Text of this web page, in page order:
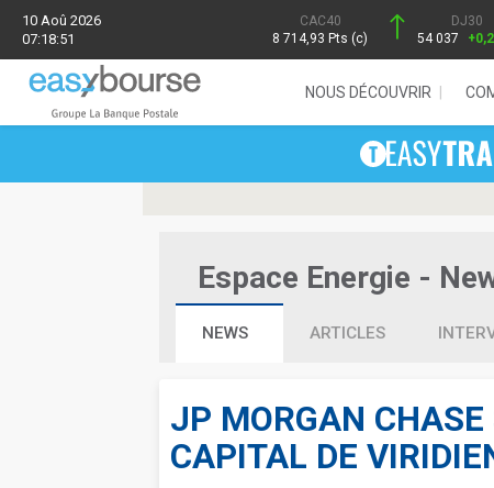
10 Aoû 2026
07:18:51
CAC40
8 714,93 Pts (c)
DJ30
54 037
NOUS DÉCOUVRIR
Espace Energie -
NEWS ARTICLES
JP MORGAN CHASE
CAPITAL DE